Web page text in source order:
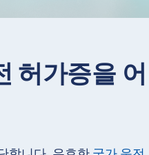
허가증을 어